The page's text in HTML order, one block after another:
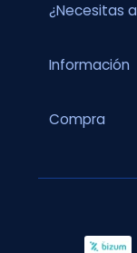
¿Necesitas
Información
Compra